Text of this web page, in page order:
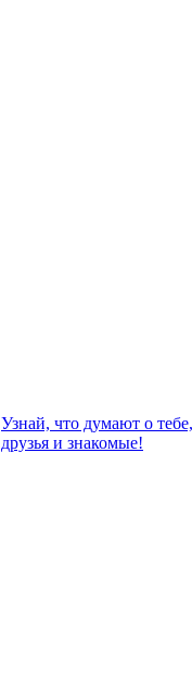
Узнай, что думают о
друзья и знакомые!